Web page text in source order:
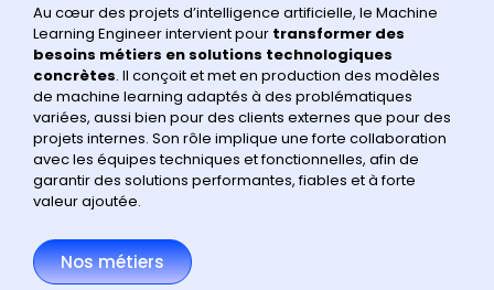
Au cœur des projets d’intelligence artificielle, le Machine
Learning Engineer intervient pour transformer des
besoins métiers en solutions technologiques
concrètes. Il conçoit et met en production des modèles
de machine learning adaptés à des problématiques
variées, aussi bien pour des clients externes que pour des
projets internes. Son rôle implique une forte collaboration
avec les équipes techniques et fonctionnelles, afin de
garantir des solutions performantes, fiables et à forte
valeur ajoutée.
Nos métiers